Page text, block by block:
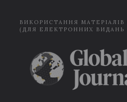
ВИКОРИСТАННЯ
(ДЛЯ ЕЛЕКТРОННИХ ВИДАНЬ